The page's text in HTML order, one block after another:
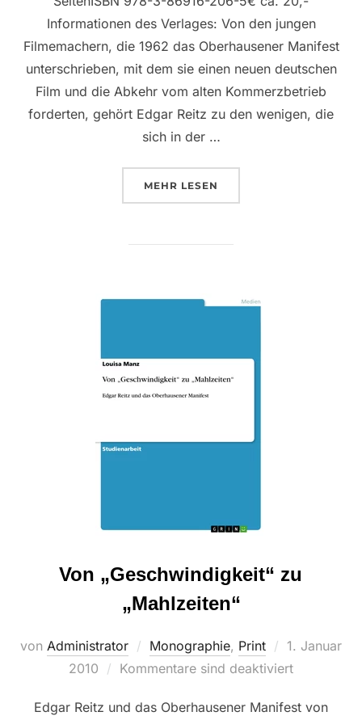
Informationen des Verlages: Von den jungen
Filmemachern, die 1962 das Oberhausener Manifest
unterschrieben, mit dem sie einen neuen deutschen
Film und die Abkehr vom alten Kommerzbetrieb
forderten, gehört Edgar Reitz zu den wenigen, die
sich in der …
MEHR ÜBER “FILM-KONZEPTE 28”
LESEN
Von „Geschwindigkeit“ zu
„Mahlzeiten“
von Administrator Monographie, Print
am
1. Januar
2010
Kommentare sind deaktiviert
Edgar Reitz und das Oberhausener Manifest von